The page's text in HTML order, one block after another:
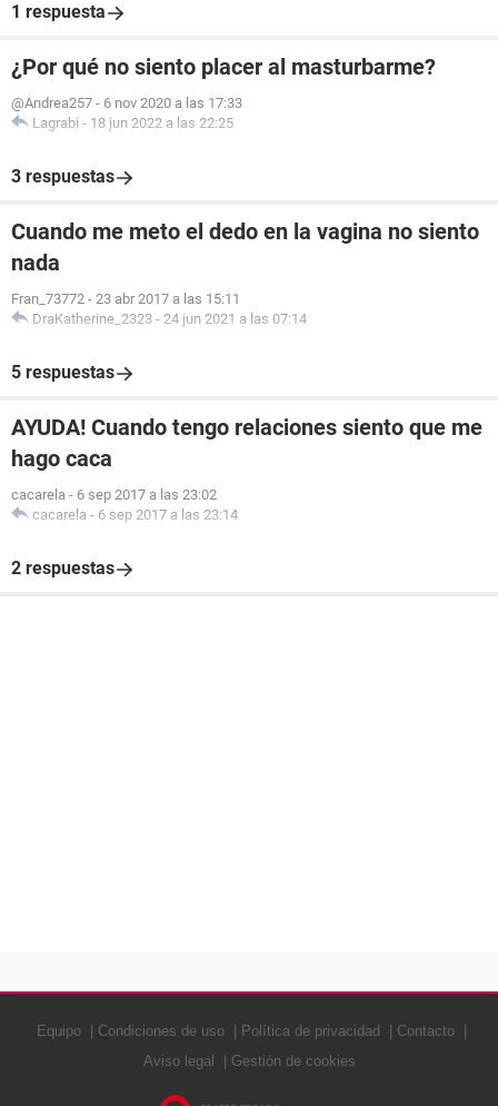
1 respuesta
¿Por qué no siento placer al masturbarme?
@Andrea257 - 6 nov 2020 a las 17:33
Lagrabi - 18 jun 2022 a las 22:25
3 respuestas
Cuando me meto el dedo en la vagina no siento
nada
Fran_73772 - 23 abr 2017 a las 15:11
DraKatherine_2323 - 24 jun 2021 a las 07:14
5 respuestas
AYUDA! Cuando tengo relaciones siento que me
hago caca
cacarela - 6 sep 2017 a las 23:02
cacarela - 6 sep 2017 a las 23:14
2 respuestas
Equipo Condiciones de uso Política de privacidad
Contacto
Aviso legal
Gestión de cookies